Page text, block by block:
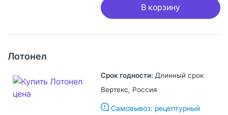
В корзину
Лотонел
Длинный срок
Вертекс, Россия
Самовывоз: рецептурный